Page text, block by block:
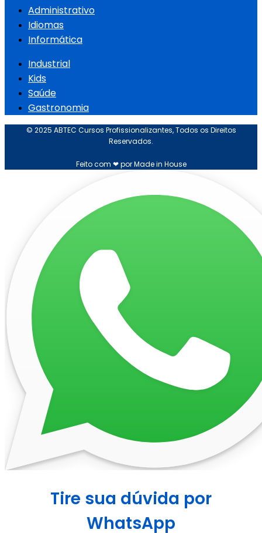
Administrativo
Idiomas
Informática
Industrial
Kids
Saúde
Gastronomia
© 2025 ABTEC Cursos Profissionalizantes, Todos os Direitos
Reservados.
Feito com ❤ por Made in House
Tire sua dúvida por
WhatsApp